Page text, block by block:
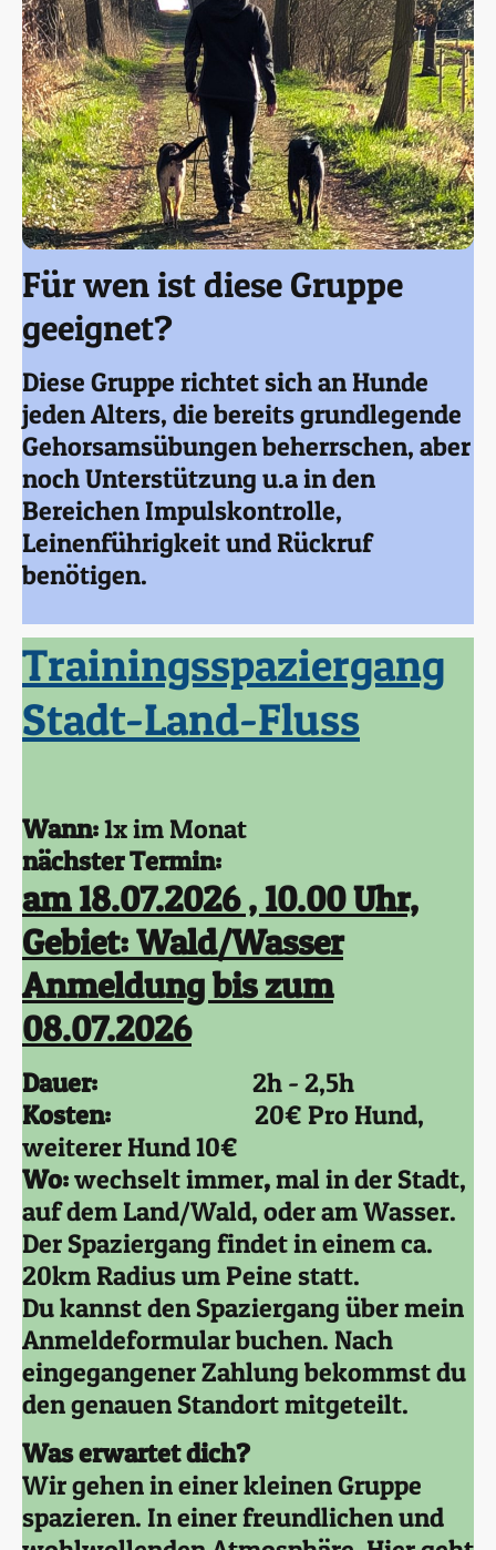
Für wen ist diese Gruppe
geeignet?
Diese Gruppe richtet sich an Hunde
jeden Alters, die bereits grundlegende
Gehorsamsübungen beherrschen, aber
noch Unterstützung u.a in den
Bereichen Impulskontrolle,
Leinenführigkeit und Rückruf
benötigen.
Trainingsspaziergang
Stadt-Land-Fluss
Wann:1x im Monat
nächster Termin:
am 18.07.2026 , 10.00 Uhr,
Gebiet: Wald/Wasser
Anmeldung bis zum
08.07.2026
Dauer: 2h - 2,5h
Kosten: 20€ Pro Hund,
weiterer Hund 10€
Wo:wechselt immer,mal in der Stadt,
auf dem Land/Wald, oder am Wasser.
Der Spaziergang findet in einem ca.
20km Radius um Peine statt.
Du kannst den Spaziergang über mein
Anmeldeformular buchen. Nach
eingegangener Zahlung bekommst du
den genauen Standort mitgeteilt.
Was erwartet dich?
Wir gehen in einer kleinen Gruppe
spazieren. In einer freundlichen und